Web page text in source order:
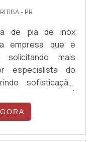
- PR
de pia de inox
empresa que é
solicitando mais
especialista do
sofisticação,
produto deve ser
especializadas.
a garantir a